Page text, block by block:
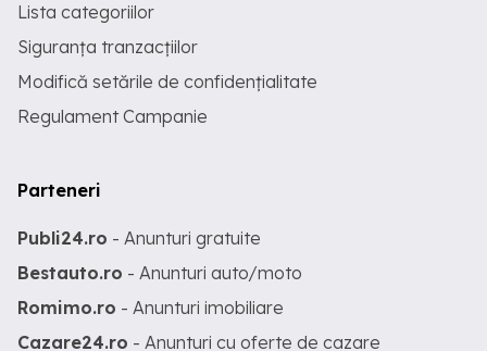
Lista categoriilor
Siguranța tranzacțiilor
Modifică setările de confidențialitate
Regulament Campanie
Parteneri
Publi24.ro - Anunturi gratuite
Bestauto.ro - Anunturi auto/moto
Romimo.ro - Anunturi imobiliare
Cazare24.ro - Anunturi cu oferte de cazare